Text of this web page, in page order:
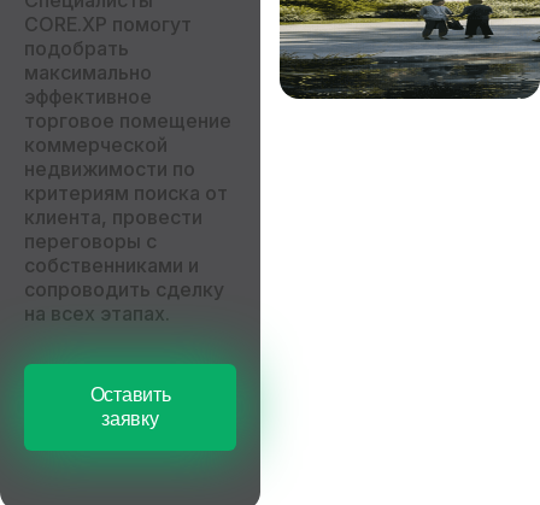
CORE.XP помогут
подобрать
максимально
эффективное
торговое помещение
коммерческой
недвижимости по
критериям поиска от
клиента, провести
переговоры с
собственниками и
сопроводить сделку
на всех этапах.
Оставить
заявку